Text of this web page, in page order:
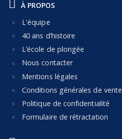
À PROPOS
L'équipe
40 ans d’histoire
L’école de plongée
Nous contacter
Mentions légales
Conditions générales de vente
Politique de confidentialité
Formulaire de rétractation